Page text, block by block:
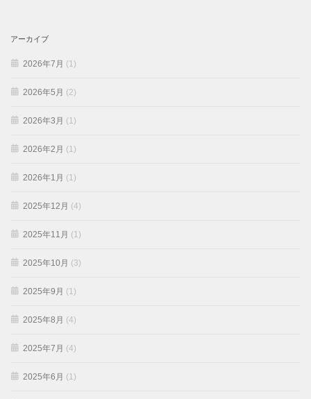
アーカイブ
2026年7月 (1)
2026年5月 (2)
2026年3月 (1)
2026年2月 (1)
2026年1月 (1)
2025年12月 (4)
2025年11月 (1)
2025年10月 (3)
2025年9月 (1)
2025年8月 (4)
2025年7月 (4)
2025年6月 (1)